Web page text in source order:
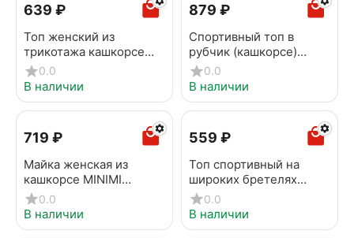
‍639‍ ₽
Топ женский из
трикотажа кашкорсе
MINIMI 1141_02CE
Bianco
0.0
В наличии
‍879‍ ₽
Cпортивный топ в
рубчик (кашкорсе)
MINIMI 1241AS Fresh
Nero
0.0
В наличии
‍719‍ ₽
Майка женская из
кашкорсе MINIMI
1321_01CE Celeste
0.0
В наличии
‍559‍ ₽
Топ спортивный на
широких бретелях
OMSA OmS142 Naturale
0.0
В наличии